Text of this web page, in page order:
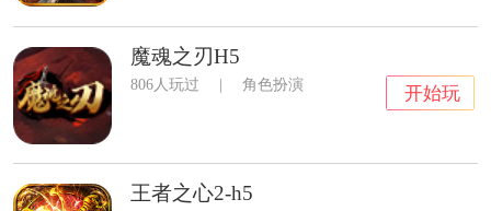
魔魂之刃H5
806人玩过 | 角色扮演 开始玩
王者之心2-h5